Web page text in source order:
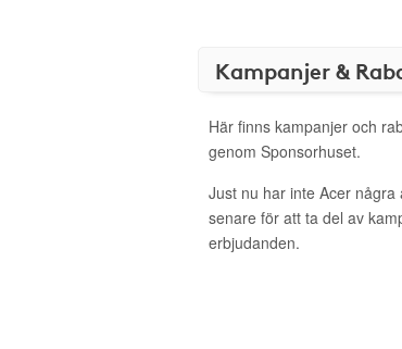
Kampanjer &
Här finns kampanjer och
genom Sponsorhuset.
Just nu har inte Acer
senare för att ta del av
erbjudanden.